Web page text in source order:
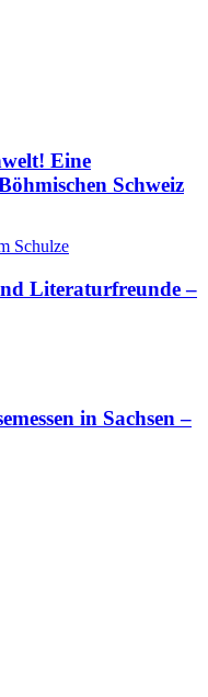
Eine
Schweiz
Literaturfreunde –
in Sachsen –